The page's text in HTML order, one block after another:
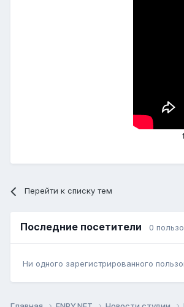
Перейти к списку тем
Последние посетители 0
Ни одного зарегистрированного